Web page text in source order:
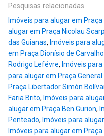
Pesquisas relacionadas
Imóveis para alugar em
alugar em Praça Nicolau
das Guianas, Imóveis para
em Praça Dionísio de Carvalho
Rodrigo Lefévre, Imóveis
para alugar em Praça
Praça Libertador Simón
Faria Brito, Imóveis para
alugar em Praça Ben Gurion,
Penteado, Imóveis para
Imóveis para alugar em